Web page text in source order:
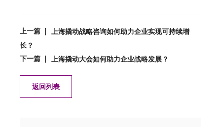
上一篇 ｜
上海撬动战略咨询如何助力企业实现可持续增
长？
下一篇 ｜
上海撬动大会如何助力企业战略发展？
返回列表